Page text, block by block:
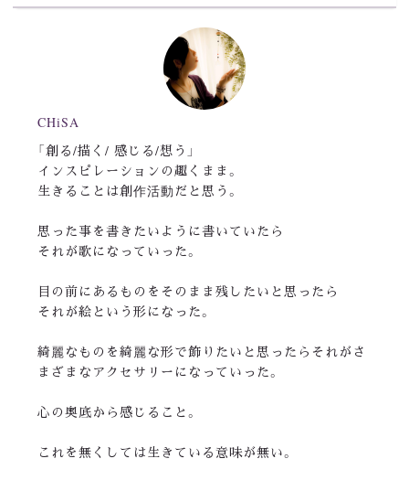
CHiSA
「創る/描く/ 感じる/想う」
インスピレーションの趣くまま。
生きることは創作活動だと思う。
思った事を書きたいように書いていたら
それが歌になっていった。
目の前にあるものをそのまま残したいと思ったら
それが絵という形になった。
綺麗なものを綺麗な形で飾りたいと思ったらそれがさ
まざまなアクセサリーになっていった。
心の奥底から感じること。
これを無くしては生きている意味が無い。